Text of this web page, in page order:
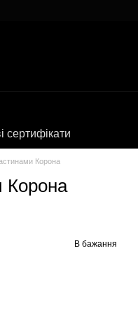
сертифікати
Корона
Корона
В бажання